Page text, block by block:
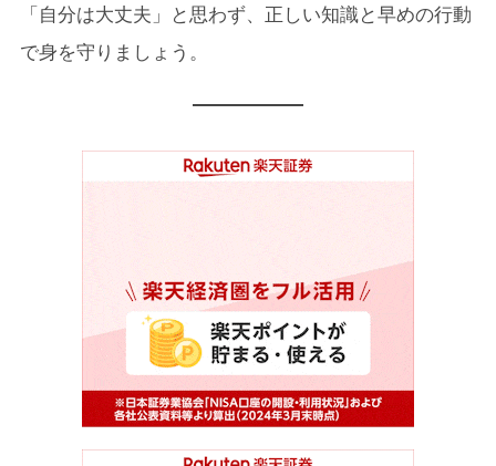
5. まとめ
「自分は大丈夫」と思わず、正しい知識と早めの行動
で身を守りましょう。